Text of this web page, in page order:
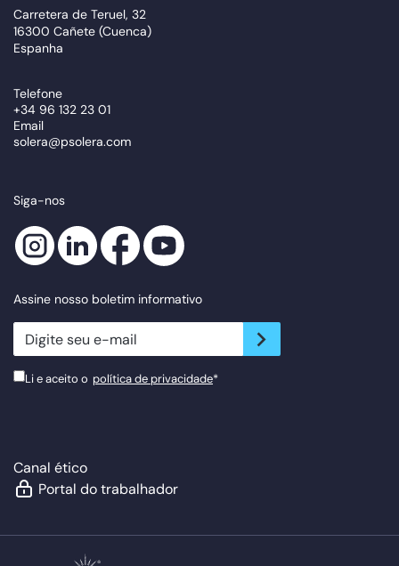
Carretera de Teruel, 32
16300 Cañete (Cuenca)
Espanha
Telefone
+34 96 132 23 01
Email
solera@psolera.com
Siga-nos
Assine nosso boletim informativo
newsletter.suscribe
Li e aceito o política de privacidade*
Canal ético
Portal do trabalhador